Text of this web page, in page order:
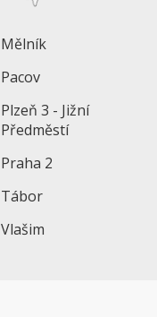
Mělník
Pacov
Plzeň 3 - Jižní
Předměstí
Praha 2
Tábor
Vlašim